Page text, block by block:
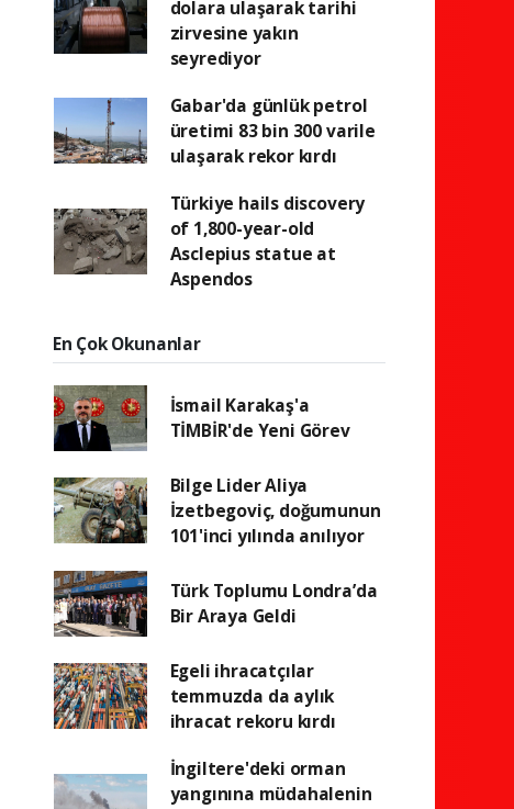
dolara ulaşarak tarihi
zirvesine yakın
seyrediyor
Gabar'da günlük petrol
üretimi 83 bin 300 varile
ulaşarak rekor kırdı
Türkiye hails discovery
of 1,800-year-old
Asclepius statue at
Aspendos
En Çok Okunanlar
İsmail Karakaş'a
TİMBİR'de Yeni Görev
Bilge Lider Aliya
İzetbegoviç, doğumunun
101'inci yılında anılıyor
Türk Toplumu Londra’da
Bir Araya Geldi
Egeli ihracatçılar
temmuzda da aylık
ihracat rekoru kırdı
İngiltere'deki orman
yangınına müdahalenin